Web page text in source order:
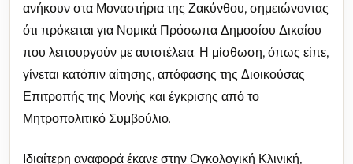
ανήκουν στα Μοναστήρια της Ζακύνθου, σημειώνοντας
ότι πρόκειται για Νομικά Πρόσωπα Δημοσίου Δικαίου
που λειτουργούν με αυτοτέλεια. Η μίσθωση, όπως είπε,
γίνεται κατόπιν αίτησης, απόφασης της Διοικούσας
Επιτροπής της Μονής και έγκρισης από το
Μητροπολιτικό Συμβούλιο.
Ιδιαίτερη αναφορά έκανε στην Ογκολογική Κλινική,